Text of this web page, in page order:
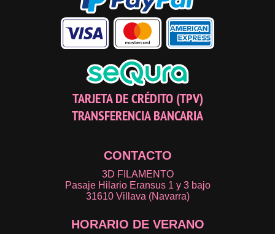
TARJETA DE CRÉDITO (TPV)
TRANSFERENCIA BANCARIA
CONTACTO
3D FILAMENTO
Pasaje Hilario Eransus 1 y 3 bajo
31610 Villava (Navarra)
HORARIO DE VERANO